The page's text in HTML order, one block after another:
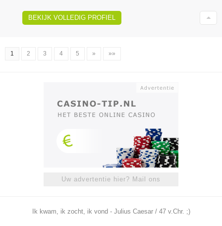
BEKIJK VOLLEDIG PROFIEL
1 2 3 4 5 » »»
Uw advertentie hier? Mail ons
Ik kwam, ik zocht, ik vond - Julius Caesar / 47 v.Chr. ;)